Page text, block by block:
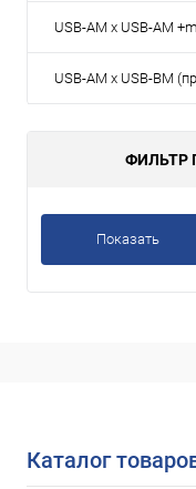
USB-AM x USB-AM
USB-AM x USB-BM
ФИЛЬТР
Показать
Каталог